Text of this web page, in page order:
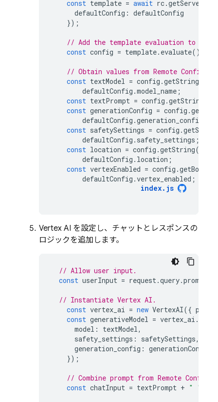
const template = await rc.
defaultConfig : defaultConfig
});
// Add the template evaluation to a
const config = template. evaluate();
// Obtain values from Remote Config.
const textModel = config .getString
defaultConfig .model_name ;
const textPrompt = config .getString
const generationConfig = config .
defaultConfig .generation_config
const safetySettings = config .getString
defaultConfig . safety_settings ;
const location = config .getString(
defaultConfig . location ;
const vertexEnabled = config .getBoolean
defaultConfig .vertex_enabled ;
index. js
Vertex AI を設定し、チャットとレスポンスの
ロジックを追加します。
// Allow user input.
const userInput = request.query.prompt
// Instantiate Vertex AI.
const vertex_ai = new VertexAI({
const generativeModel = vertex_ai .
model : textModel,
safety_settings : safetySettings,
generation_config : generationConfig
});
// Combine prompt from Remote
const chatInput = textPrompt + " "